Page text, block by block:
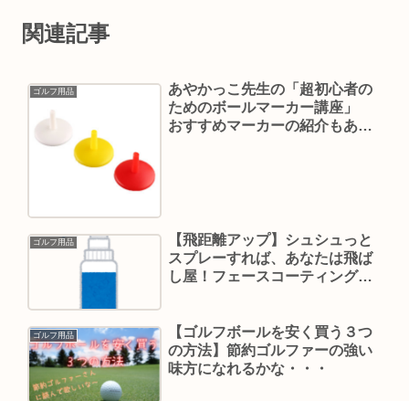
関連記事
ゴルフ用品
あやかっこ先生の「超初心者の
ためのボールマーカー講座」
おすすめマーカーの紹介もある
ゴルフ用品
【飛距離アップ】シュシュっと
スプレーすれば、あなたは飛ば
し屋！フェースコーティングっ
ゴルフ用品
【ゴルフボールを安く買う３つ
の方法】節約ゴルファーの強い
味方になれるかな・・・